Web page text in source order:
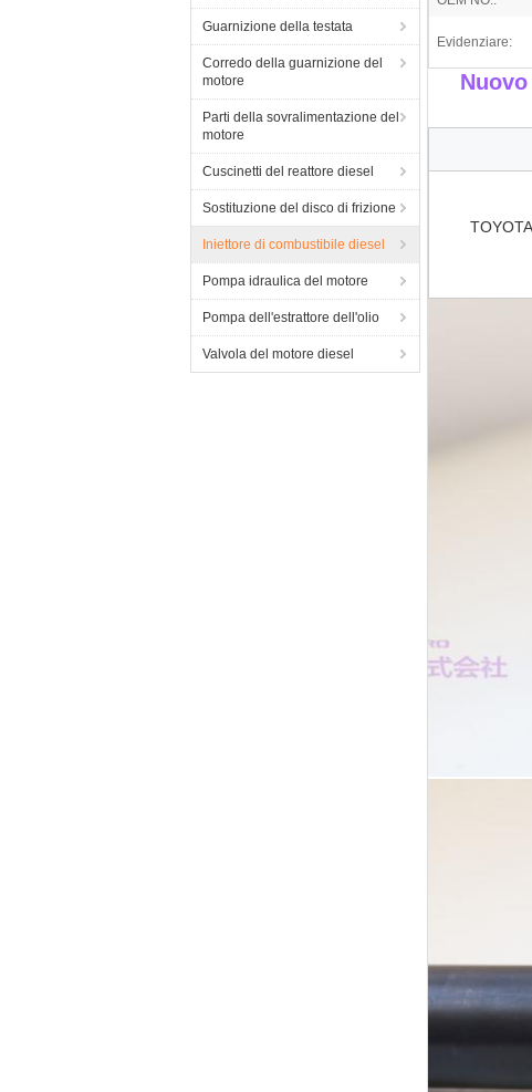
Guarnizione della testata
Corredo della guarnizione del
motore
Parti della sovralimentazione del
motore
Cuscinetti del reattore diesel
Sostituzione del disco di frizione
Iniettore di combustibile diesel
Pompa idraulica del motore
Pompa dell'estrattore dell'olio
Valvola del motore diesel
Evidenziare: